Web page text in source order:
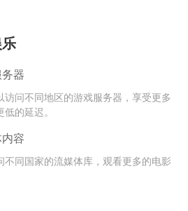
器
访问不同地区的游戏服务器，享受更多
的延迟。
容
不同国家的流媒体库，观看更多的电影